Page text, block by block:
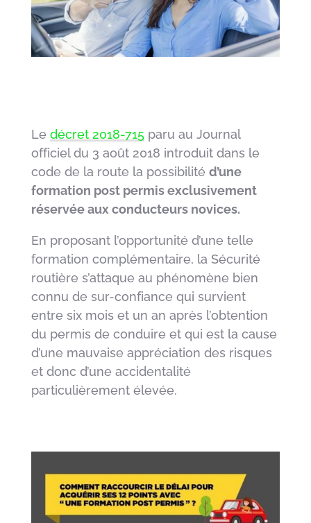
Le décret 2018-715paru au Journal
officiel du 3 août 2018 introduit dans le
code de la route la possibilité d’une
formation post permis exclusivement
réservée aux conducteurs novices.
En proposant l’opportunité d’une telle
formation complémentaire, la Sécurité
routière s’attaque au phénomène bien
connu de sur-confiance qui survient
entre six mois et un an après l’obtention
du permis de conduire et qui est la cause
d’une mauvaise appréciation des risques
et donc d’une accidentalité
particulièrement élevée.